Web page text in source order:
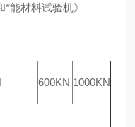
材料试验机》
600KN 1000KN